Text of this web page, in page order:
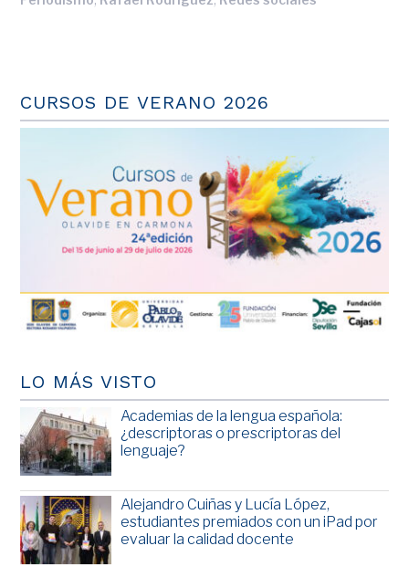
CURSOS DE VERANO 2026
LO MÁS VISTO
Academias de la lengua española:
¿descriptoras o prescriptoras del
lenguaje?
Alejandro Cuiñas y Lucía López,
estudiantes premiados con un iPad por
evaluar la calidad docente